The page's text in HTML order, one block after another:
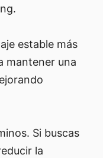
estable más
mantener una
Si buscas
la